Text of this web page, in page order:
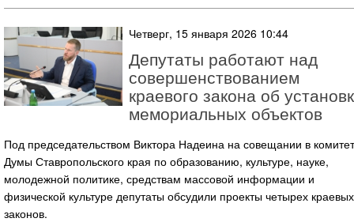
Четверг, 15 января 2026 10:44
Депутаты работают над
совершенствованием
краевого закона об
мемориальных объектов
Под председательством Виктора Надеина на совещании в
Думы Ставропольского края по образованию, культуре, науке,
молодежной политике, средствам массовой информации и
физической культуре депутаты обсудили проекты четырех краевых
законов.